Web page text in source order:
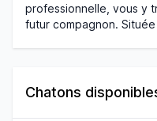
professionnelle, vous y
futur compagnon.
Chatons